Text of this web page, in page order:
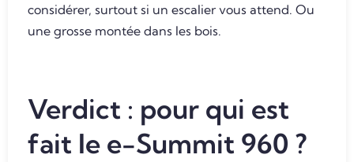
considérer, surtout si un escalier vous attend. Ou
une grosse montée dans les bois.
Verdict : pour qui est
fait le e-Summit 960 ?